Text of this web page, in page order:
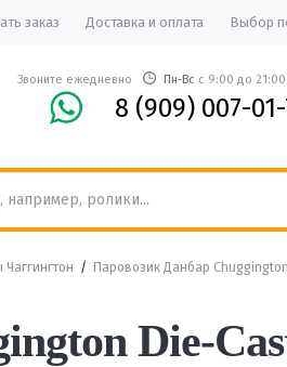
заказ Доставка и оплата Выбор
Звоните ежедневно Пн-Вс с 9:00 до 21:00
8 (909) 007-01-
/ Паровозик Данбар
Die-